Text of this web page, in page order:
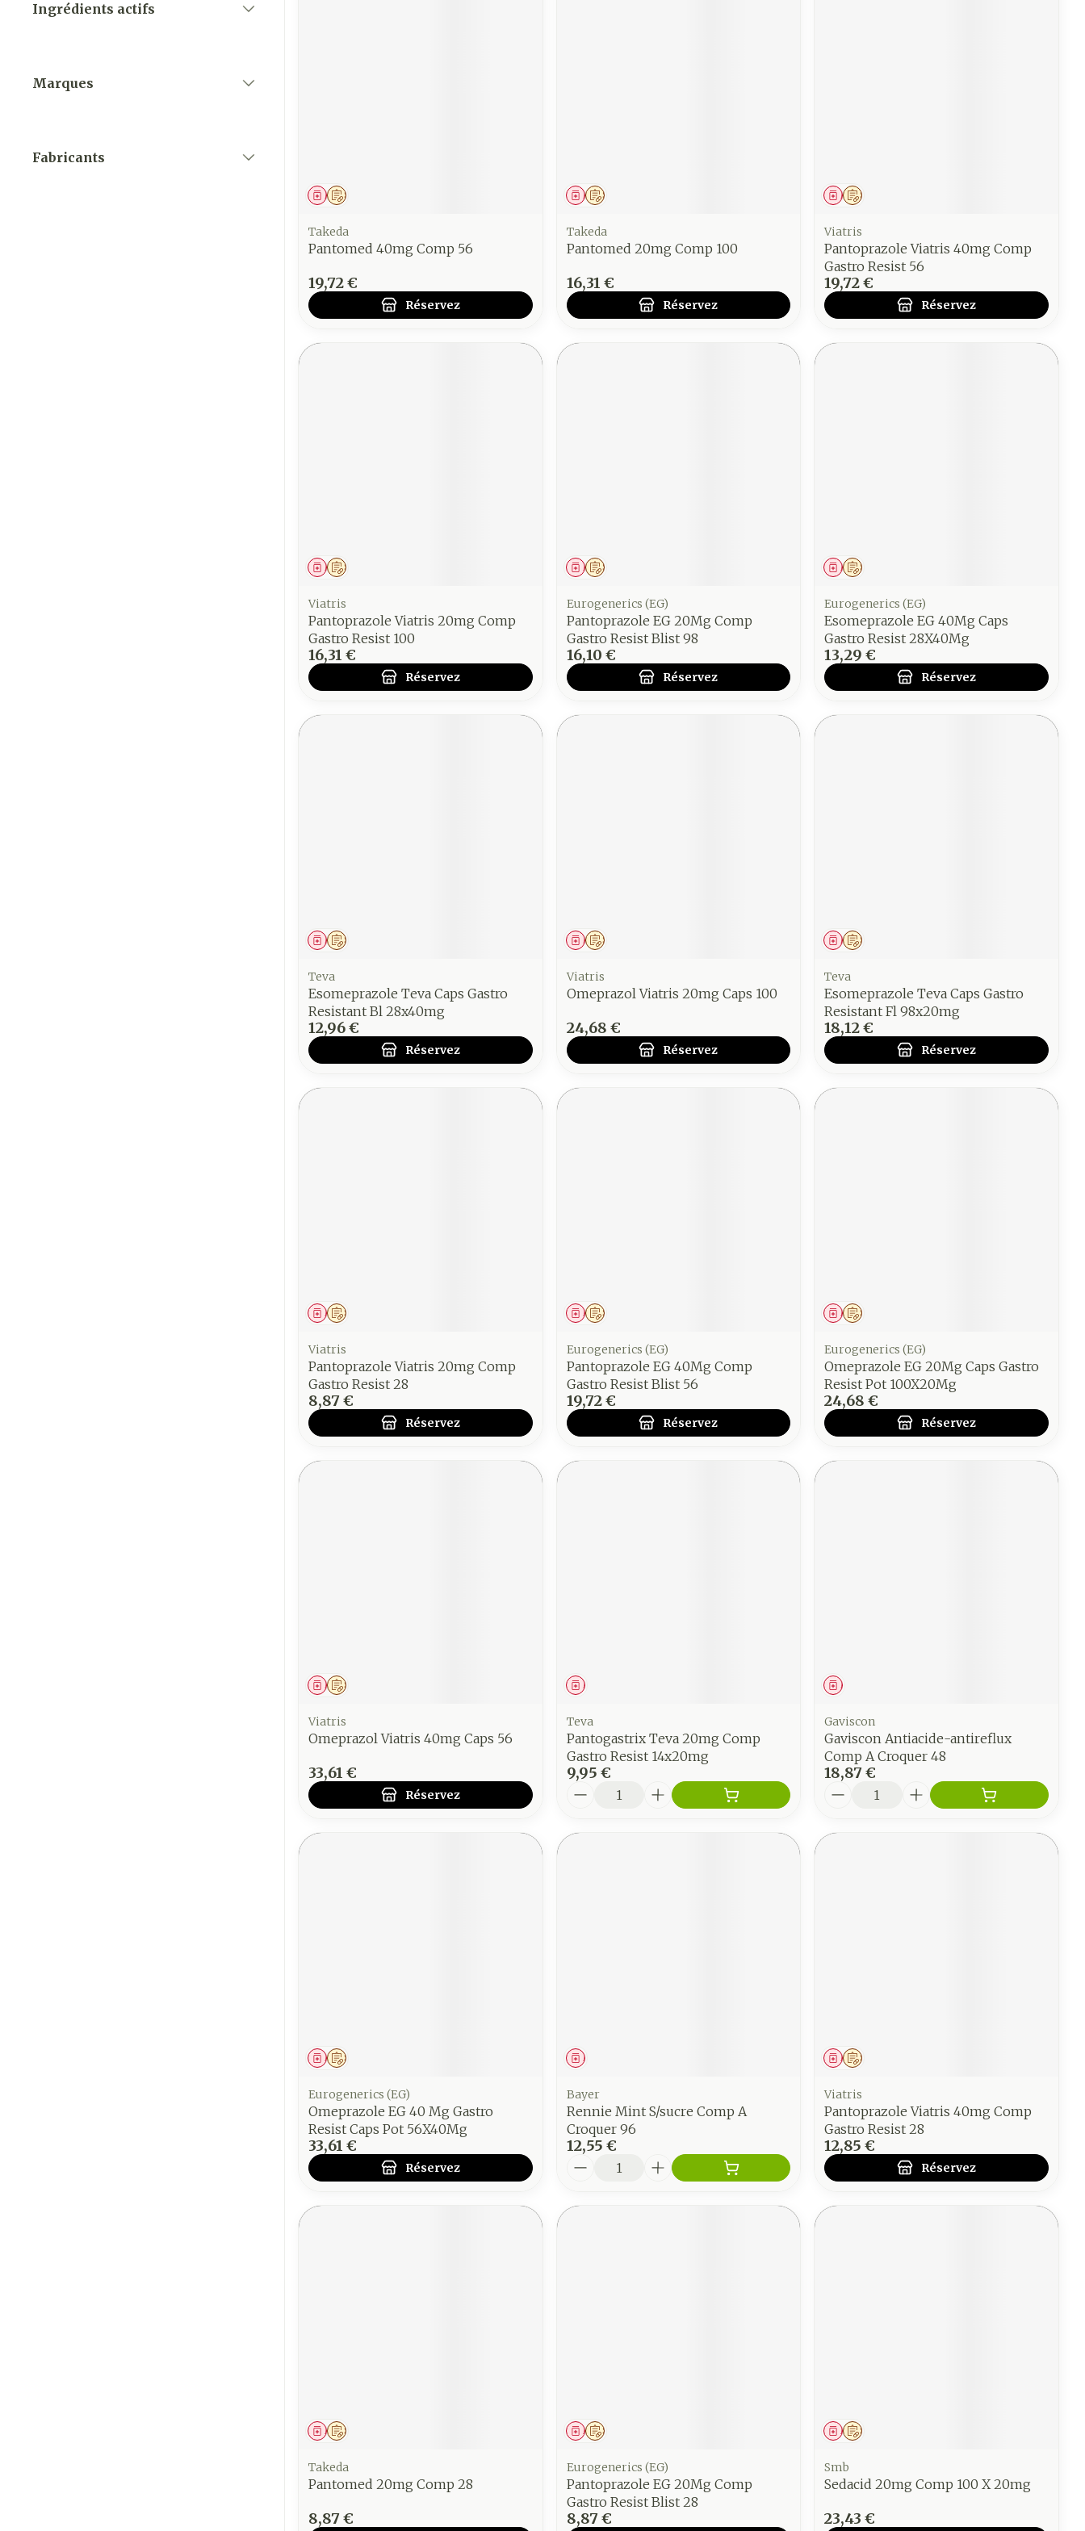
Ingrédients actifs
Marques
Fabricants
Sur prescription
Médicament
Takeda
Pantomed 40mg Comp 56
19,72 €
Réservez
Sur prescription
Médicament
Takeda
Pantomed 20mg Comp 100
16,31 €
Réservez
Sur prescription
Médicament
Viatris
Pantoprazole Viatris 40mg Comp
Gastro Resist 56
19,72 €
Réservez
Sur prescription
Médicament
Viatris
Pantoprazole Viatris 20mg Comp
Gastro Resist 100
16,31 €
Réservez
Sur prescription
Médicament
Eurogenerics (EG)
Pantoprazole EG 20Mg Comp
Gastro Resist Blist 98
16,10 €
Réservez
Sur prescription
Médicament
Eurogenerics (EG)
Esomeprazole EG 40Mg Caps
Gastro Resist 28X40Mg
13,29 €
Réservez
Sur prescription
Médicament
Teva
Esomeprazole Teva Caps Gastro
Resistant Bl 28x40mg
12,96 €
Réservez
Sur prescription
Médicament
Viatris
Omeprazol Viatris 20mg Caps 100
24,68 €
Réservez
Sur prescription
Médicament
Teva
Esomeprazole Teva Caps Gastro
Resistant Fl 98x20mg
18,12 €
Réservez
Sur prescription
Médicament
Viatris
Pantoprazole Viatris 20mg Comp
Gastro Resist 28
8,87 €
Réservez
Sur prescription
Médicament
Eurogenerics (EG)
Pantoprazole EG 40Mg Comp
Gastro Resist Blist 56
19,72 €
Réservez
Sur prescription
Médicament
Eurogenerics (EG)
Omeprazole EG 20Mg Caps Gastro
Resist Pot 100X20Mg
24,68 €
Réservez
Sur prescription
Médicament
Viatris
Omeprazol Viatris 40mg Caps 56
33,61 €
Réservez
Médicament
Teva
Pantogastrix Teva 20mg Comp
Gastro Resist 14x20mg
9,95 €
Quantité
Médicament
Gaviscon
Gaviscon Antiacide-antireflux
Comp A Croquer 48
18,87 €
Quantité
Sur prescription
Médicament
Eurogenerics (EG)
Omeprazole EG 40 Mg Gastro
Resist Caps Pot 56X40Mg
33,61 €
Réservez
Médicament
Bayer
Rennie Mint S/sucre Comp A
Croquer 96
12,55 €
Quantité
Sur prescription
Médicament
Viatris
Pantoprazole Viatris 40mg Comp
Gastro Resist 28
12,85 €
Réservez
Sur prescription
Médicament
Takeda
Pantomed 20mg Comp 28
8,87 €
Sur prescription
Médicament
Eurogenerics (EG)
Pantoprazole EG 20Mg Comp
Gastro Resist Blist 28
8,87 €
Sur prescription
Médicament
Smb
Sedacid 20mg Comp 100 X 20mg
23,43 €